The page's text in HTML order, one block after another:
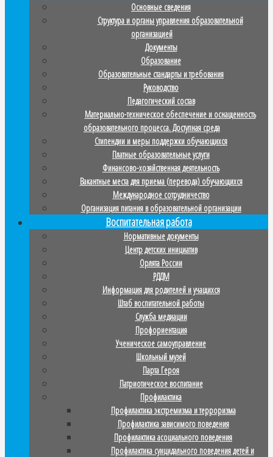
Основные сведения
Структура и органы управления образовательной
организацией
Документы
Образование
Образовательные стандарты и требования
Руководство
Педагогический состав
Материально-техническое обеспечение и оснащенность
образовательного процесса. Доступная среда
Стипендии и меры поддержки обучающихся
Платные образовательные услуги
Финансово-хозяйственная деятельность
Вакантные места для приема (перевода) обучающихся
Международное сотрудничество
Организация питания в образовательной организации
Воспитательная работа
Нормативные документы
Центр детских инициатив
Орлята России
РДДМ
Информация для родителей и учащихся
Штаб воспитательной работы
Служба медиации
Профориентация
Ученическое самоуправление
Школьный музей
Парта Героя
Патриотическое воспитание
Профилактика
Профилактика экстремизма и терроризма
Профилактика зависимого поведения
Профилактика асоциального поведения
Профилактика суицидального поведения детей и